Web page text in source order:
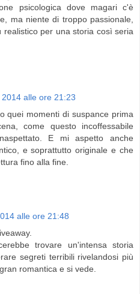
psicologica dove magari c'è
ma niente di troppo passionale,
realistico per una storia così seria
alle ore 21:23
quei momenti di suspance prima
come questo incoffessabile
E mi aspetto anche
e soprattutto originale e che
fino alla fine.
alle ore 21:48
trovare un'intensa storia
segreti terribili rivelandosi più
romantica e si vede.